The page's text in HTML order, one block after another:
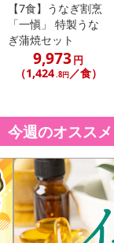
【7食】うなぎ割烹
「一愼」 特製うな
ぎ蒲焼セット
9,973円
（1,424.8円／食）
今週のオススメ